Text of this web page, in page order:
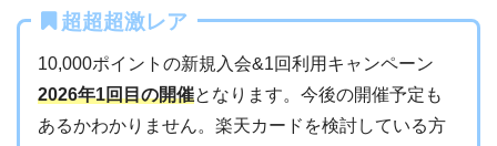
超超超激レア
10,000ポイントの新規入会&1回利用キャンペーン
2026年1回目の開催となります。今後の開催予定も
あるかわかりません。楽天カードを検討している方